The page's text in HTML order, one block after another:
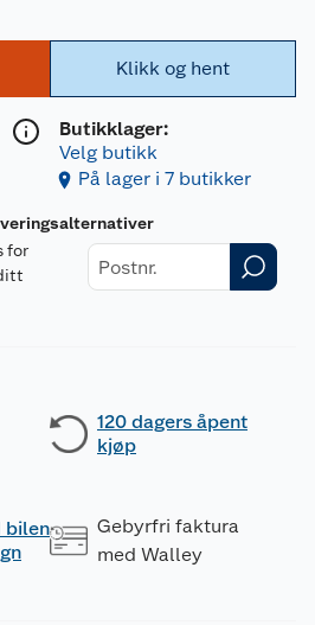
Klikk og hent
Butikklager:
Velg butikk
På lager i 7 butikker
for
120 dagers åpent
kjøp
bilen
Gebyrfri faktura
med Walley